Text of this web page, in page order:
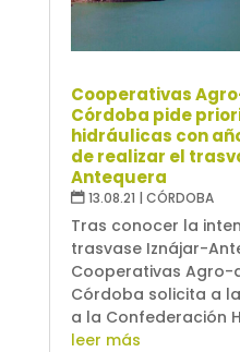
Cooperativas
Córdoba pide
hidráulicas con
de realizar el
Antequera
13.08.21 | CÓRDOBA
Tras conocer la
trasvase Iznájar-
Cooperativas Agro-
Córdoba solicita a
a la Confederación
leer más